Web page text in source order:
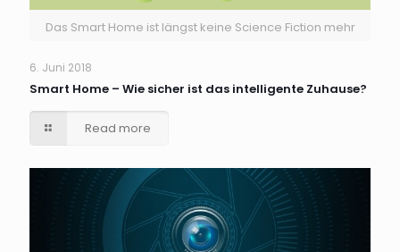
Das Smart Home ist längst keine Science Fiction mehr
6. Juni 2018
Smart Home – Wie sicher ist das intelligente Zuhause?
Read more